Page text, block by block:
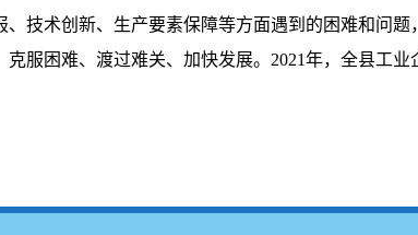
技术创新、生产要素保障等方面遇到的困难和问题
服困难、渡过难关、加快发展。2021年，全县工业